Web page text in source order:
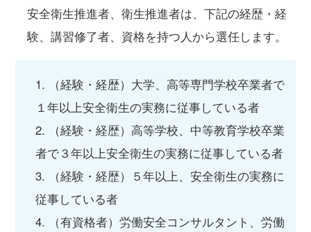
安全衛生推進者、衛生推進者は、下記の経歴・経
験、講習修了者、資格を持つ人から選任します。
1. （経験・経歴）大学、高等専門学校卒業者で
１年以上安全衛生の実務に従事している者
2. （経験・経歴）高等学校、中等教育学校卒業
者で３年以上安全衛生の実務に従事している者
3. （経験・経歴）５年以上、安全衛生の実務に
従事している者
4. （有資格者）労働安全コンサルタント、労働